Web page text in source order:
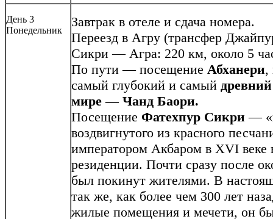
День 3
Понедельник
Завтрак в отеле и сдача номера.
Переезд в Агру (трансфер
Сикри — Агра: 220 км, около 5
По пути — посещение Абханери,
самый глубокий и самый
мире — Чанд Баори.
Посещение Фатехпур Сикри —
воздвигнутого из красного
императором Акбаром в XVI веке
резиденции. Почти сразу после
был покинут жителями. В
так же, как более чем 300 лет
жилые помещения и мечети, он